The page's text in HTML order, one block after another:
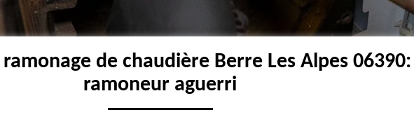
de chaudière Berre Les Alpes 06390:
ramoneur aguerri